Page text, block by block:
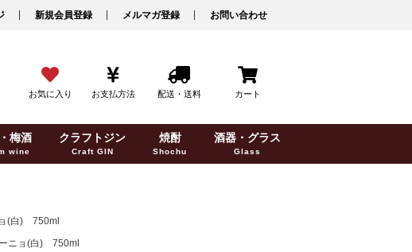
新規会員登録 メルマガ登録 お問い合わせ
お気に入り お支払方法 配送・送料 カート
梅酒
wine
クラフトジン
Craft GIN
焼酎
Shochu
酒器・グラス
Glass
(白) 750ml
ニョ(白) 750ml